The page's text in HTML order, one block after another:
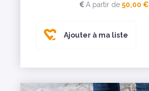
A partir de 50,00 €
Ajouter à ma liste